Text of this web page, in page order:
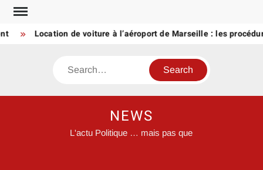
Skip
contentLocation de voiture à l’aéroport de Marseille : les procédures
Search
NEWS
L'actu Politique … mais pas que